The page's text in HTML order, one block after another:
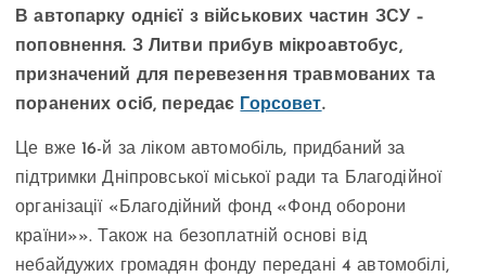
В автопарку однієї з військових частин ЗСУ –
поповнення. З Литви прибув мікроавтобус,
призначений для перевезення травмованих та
поранених осіб, передає
Горсовет.
Це вже 16-й за ліком автомобіль, придбаний за
підтримки Дніпровської міської ради та Благодійної
організації «Благодійний фонд «Фонд оборони
країни»». Також на безоплатній основі від
небайдужих громадян фонду передані 4 автомобілі,